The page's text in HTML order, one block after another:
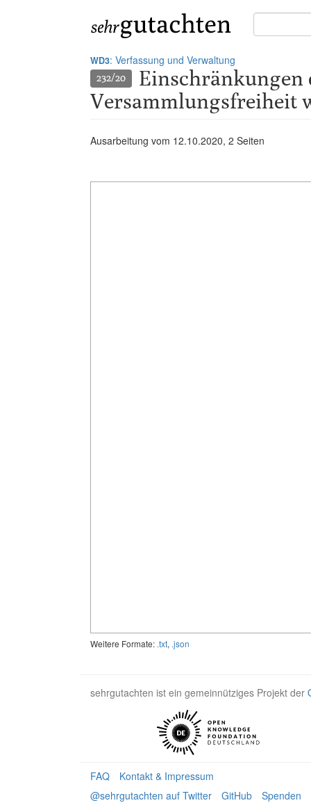
Suche
in
WD3: Verfassung und Verwaltung
232/20
Einschränkungen
Versammlungsfreiheit
Ausarbeitung vom 12.10.2020, 2 Seiten
Weitere Formate: .txt, .json
sehrgutachten ist ein gemeinnütziges Projekt der
FAQ
Kontakt & Impressum
@sehrgutachten auf Twitter
GitHub Spenden